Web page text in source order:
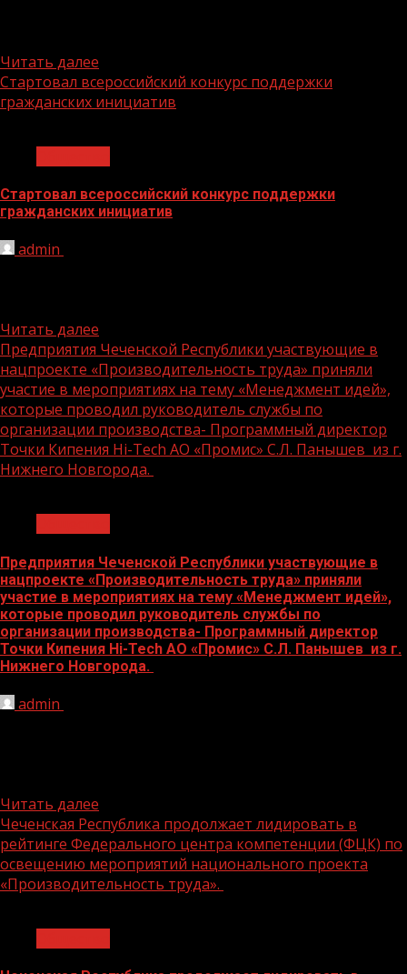
Читать далее
Стартовал всероссийский конкурс поддержки
гражданских инициатив
Стартовал всероссийский конкурс поддержки
гражданских инициатив
admin
Читать далее
Предприятия Чеченской Республики участвующие в
нацпроекте «Производительность труда» приняли
участие в мероприятиях на тему «Менеджмент идей»,
которые проводил руководитель службы по
организации производства- Программный директор
Точки Кипения Hi-Tech АО «Промис» С.Л. Панышев из г.
Нижнего Новгорода.
Предприятия Чеченской Республики участвующие в
нацпроекте «Производительность труда» приняли
участие в мероприятиях на тему «Менеджмент идей»,
которые проводил руководитель службы по
организации производства- Программный директор
Точки Кипения Hi-Tech АО «Промис» С.Л. Панышев из г.
Нижнего Новгорода.
admin
Читать далее
Чеченская Республика продолжает лидировать в
рейтинге Федерального центра компетенции (ФЦК) по
освещению мероприятий национального проекта
«Производительность труда».